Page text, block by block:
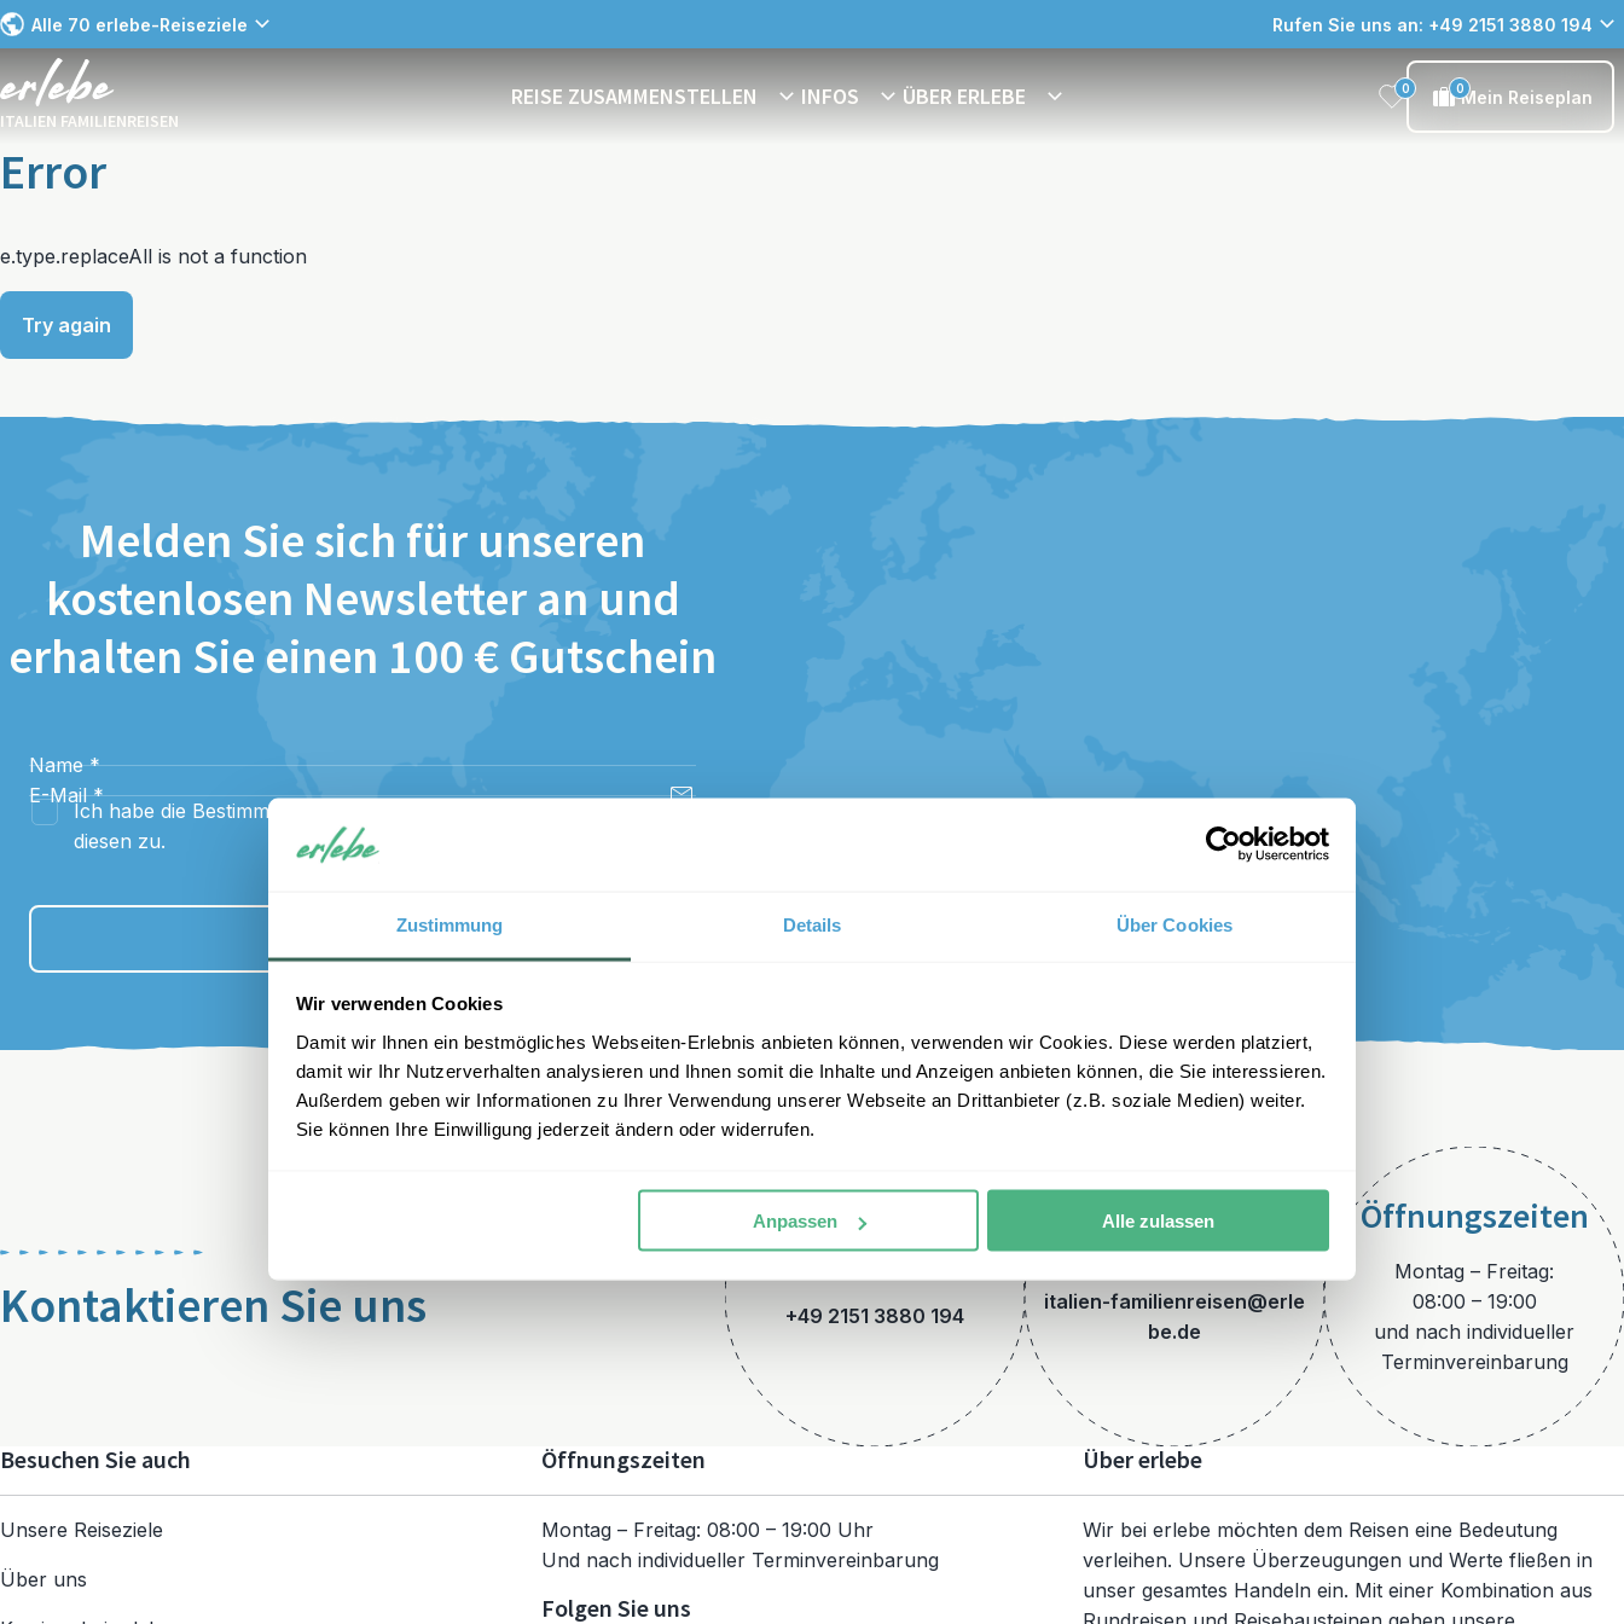
Zustimmung Details Über Cookies
Wir verwenden Cookies
Damit wir Ihnen ein bestmögliches Webseiten-Erlebnis anbieten können, verwenden wir Cookies. Diese werden platziert,
damit wir Ihr Nutzerverhalten analysieren und Ihnen somit die Inhalte und Anzeigen anbieten können, die Sie interessieren.
Außerdem geben wir Informationen zu Ihrer Verwendung unserer Webseite an Drittanbieter (z.B. soziale Medien) weiter.
Sie können Ihre Einwilligung jederzeit ändern oder widerrufen.
Anpassen Alle zulassen
Alle 70 erlebe-Reiseziele Rufen Sie uns an: +49 2151 3880 194
ITALIEN FAMILIENREISEN
REISE ZUSAMMENSTELLEN INFOS ÜBER ERLEBE 0 0Mein Reiseplan
Error
e.type.replaceAll is not a function
Try again
Melden Sie sich für unseren
kostenlosen Newsletter an und
erhalten Sie einen 100 € Gutschein
Name *
E-Mail *
Ich habe die Bestimmungen zum
diesen zu.
Anmelden
Kontaktieren Sie uns
Telefon
+49 2151 3880 194
E-Mail
italien-familienreisen@erle
be.de
Öffnungszeiten
Montag – Freitag:
08:00 – 19:00
und nach individueller
Terminvereinbarung
Besuchen Sie auch
Unsere Reiseziele
Über uns
Öffnungszeiten
Montag – Freitag: 08:00 – 19:00 Uhr
Und nach individueller Terminvereinbarung
Folgen Sie uns
Über erlebe
Wir bei erlebe möchten dem Reisen eine Bedeutung
verleihen. Unsere Überzeugungen und Werte fließen in
unser gesamtes Handeln ein. Mit einer Kombination aus